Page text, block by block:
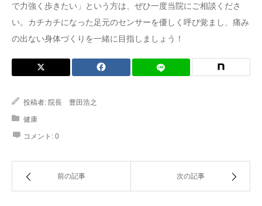
で力強く歩きたい」という方は、ぜひ一度当院にご相談くださ
い。カチカチになった足元のセンサーを優しく呼び覚まし、痛み
の出ない身体づくりを一緒に目指しましょう！
投稿者: 院長 豊田浩之
健康
コメント: 0
前の記事 次の記事